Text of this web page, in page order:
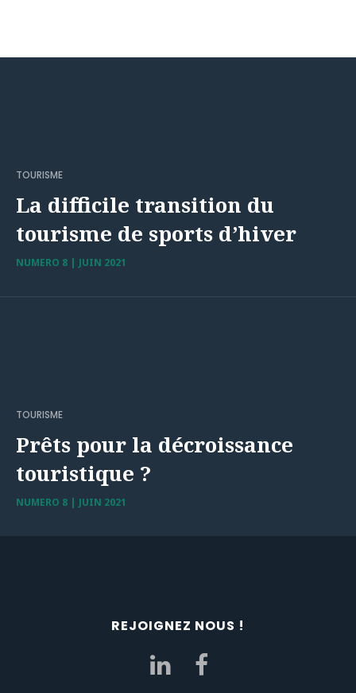
TOURISME
La difficile transition du
tourisme de sports d’hiver
NUMERO 8 | JUIN 2021
TOURISME
Prêts pour la décroissance
touristique ?
NUMERO 8 | JUIN 2021
REJOIGNEZ NOUS !